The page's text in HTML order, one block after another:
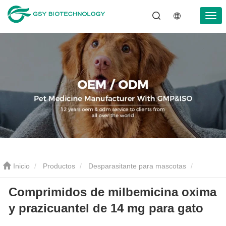
Inicio Productos Desparasitante para mascotas
Tabletas antiparasitarias para mascotas Comprimidos de
milbemicina oxima y prazicuantel de 14 mg para gato
Comprimidos de milbemicina oxima
y prazicuantel de 14 mg para gato